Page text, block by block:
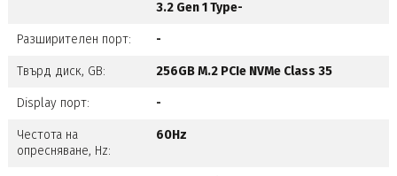
3.2 Gen 1 Type-
Разширителен порт: -
Твърд диск, GB: 256GB M.2 PCIe NVMe Class 35
Display порт: -
Честота на
опресняване, Hz:
60Hz